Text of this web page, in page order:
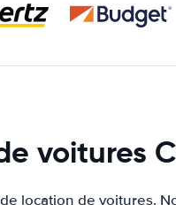
voitures
location de voitures.